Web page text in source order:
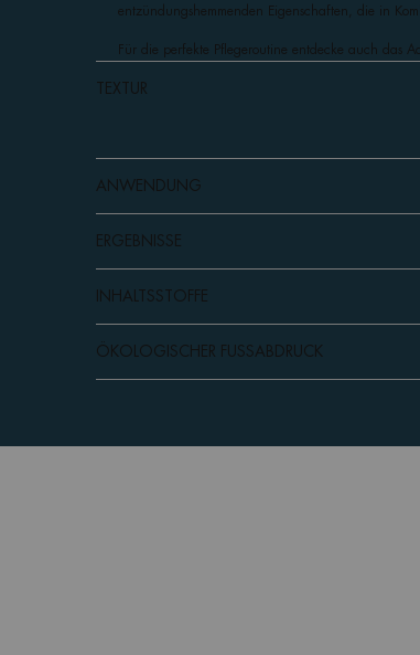
entzündungshemmenden Eigenschaften, die in
Für die perfekte Pflegeroutine entdecke auch das
TEXTUR
ANWENDUNG
ERGEBNISSE
INHALTSSTOFFE
ÖKOLOGISCHER FUSSABDRUCK